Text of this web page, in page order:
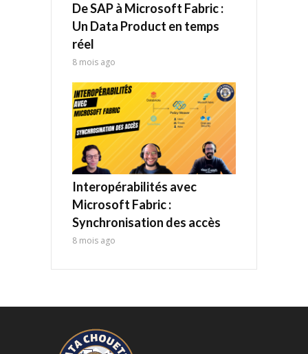
De SAP à Microsoft Fabric :
Un Data Product en temps
réel
8 mois ago
Interopérabilités avec
Microsoft Fabric :
Synchronisation des accès
8 mois ago